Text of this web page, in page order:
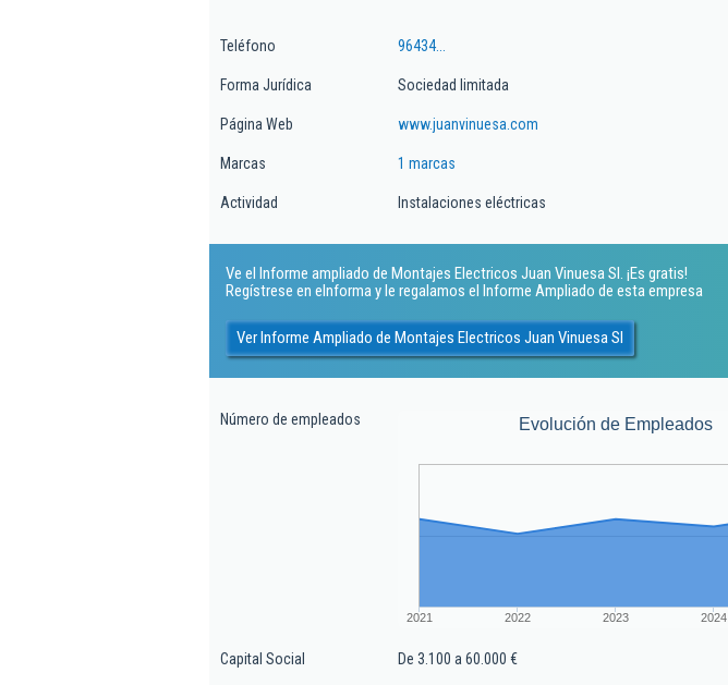
Teléfono 96434...
Forma Jurídica Sociedad limitada
Página Web www.juanvinuesa.com
Marcas 1 marcas
Actividad Instalaciones eléctricas
Ve el Informe ampliado de Montajes Electricos Juan Vinuesa Sl. ¡Es gratis!
Regístrese en eInforma y le regalamos el Informe Ampliado de esta empresa
Ver Informe Ampliado de Montajes Electricos Juan Vinuesa Sl
Número de empleados Evolución de Empleados
2021 2022 2023 2024
Capital Social De 3.100 a 60.000 €